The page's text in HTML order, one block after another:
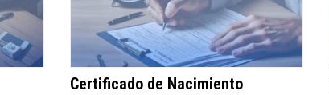
Certificado de Nacimiento